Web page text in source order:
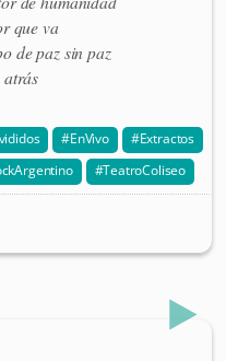
que va
de paz sin paz
atrás
EnVivo
Extractos
TeatroColiseo